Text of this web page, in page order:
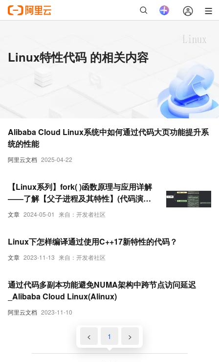
Linux特性代码 的相关内容
阿里云文档 2025-04-22
Alibaba Cloud Linux系统中如何通过代码大页功能提升系
统的性能
文章 2024-05-01 来自：开发者社区
【Linux系列】fork( )函数原理与应用详解
——了解【父子进程及其特性】(代码演
示，画图帮助理解，思维导图，精简)
文章 2023-11-13 来自：开发者社区
Linux下怎样编译通过使用C++17新特性的代码？
阿里云文档 2023-11-10
通过代码多副本功能避免NUMA架构中跨节点访问延迟
_Alibaba Cloud Linux(Alinux)
< 1 >